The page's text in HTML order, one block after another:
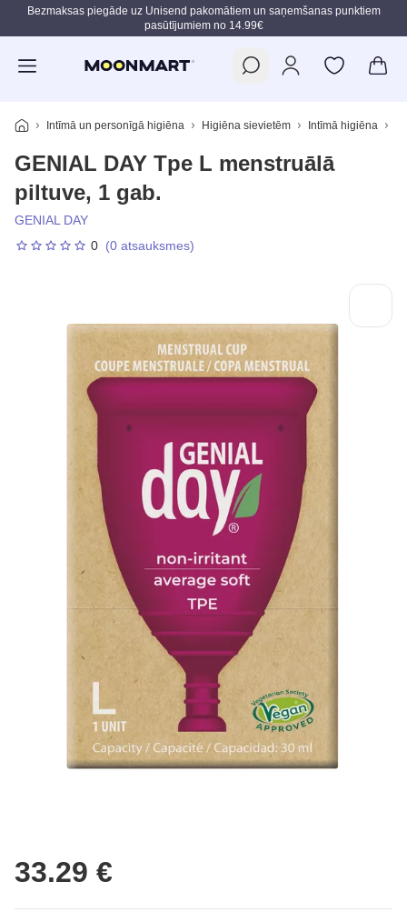
Pāriet uz galveno saturu
Bezmaksas piegāde uz Unisend pakomātiem un saņemšanas punktiem
pasūtījumiem no 14.99€
Intīmā un personīgā higiēna Higiēna sievietēm Intīmā higiēna
GENIAL DAY Tpe L menstruālā
piltuve, 1 gab.
GENIAL DAY
0 (0 atsauksmes)
33.29 €